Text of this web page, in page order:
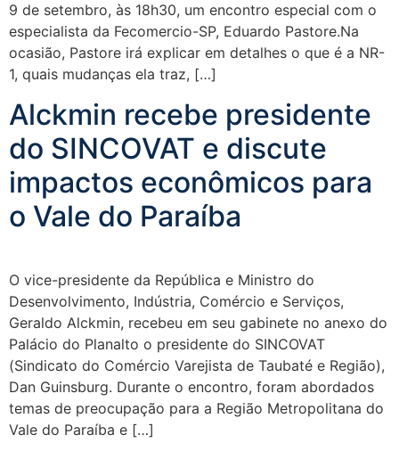
9 de setembro, às 18h30, um encontro especial com o
especialista da Fecomercio-SP, Eduardo Pastore.Na
ocasião, Pastore irá explicar em detalhes o que é a NR-
1, quais mudanças ela traz, […]
Alckmin recebe presidente
do SINCOVAT e discute
impactos econômicos para
o Vale do Paraíba
O vice-presidente da República e Ministro do
Desenvolvimento, Indústria, Comércio e Serviços,
Geraldo Alckmin, recebeu em seu gabinete no anexo do
Palácio do Planalto o presidente do SINCOVAT
(Sindicato do Comércio Varejista de Taubaté e Região),
Dan Guinsburg. Durante o encontro, foram abordados
temas de preocupação para a Região Metropolitana do
Vale do Paraíba e […]